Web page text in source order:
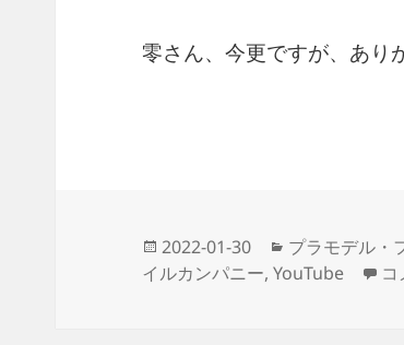
零さん、今更ですが、あり
投
稿
2022-01-30
カ
テ
プラモデル・
イルカンパニー,YouTube 天